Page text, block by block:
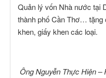
Quản lý vốn Nhà nước tại
thành phố Cần Thơ… tặng
khen, giấy khen các loại.
Ông Nguyễn Thực Hiện –